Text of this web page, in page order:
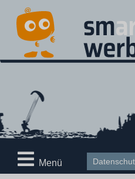
Menü